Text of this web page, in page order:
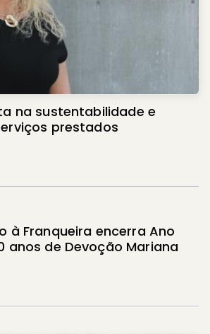
na sustentabilidade e
prestados
à Franqueira encerra Ano
anos de Devoção Mariana